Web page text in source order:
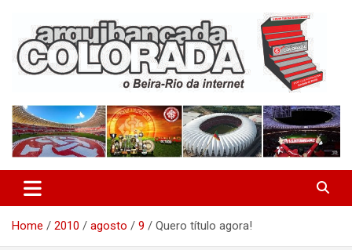
content
Arquibancada Colorada
Home 2010 agosto 9 Quero título agora!